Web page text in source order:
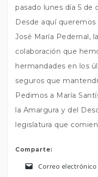
pasado lunes día 5 de
Desde aquí
José María Pedernal,
colaboración que
hermandades en los
seguros que
Pedimos a María
la Amargura y del
legislatura que
Comparte:
Correo electrónico